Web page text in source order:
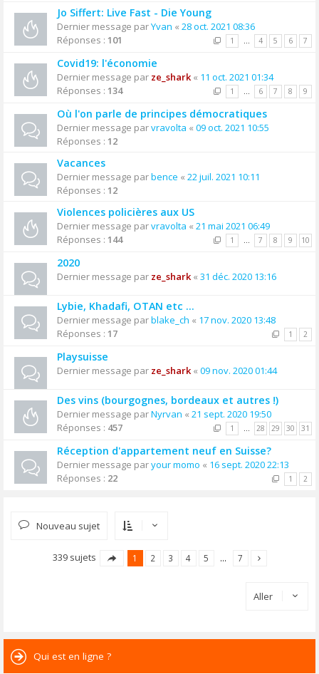
Jo Siffert: Live Fast - Die Young
Dernier message parYvan « 28 oct. 2021 08:36
Réponses : 101 1 … 4 5 6 7
Covid19: l'économie
Dernier message par ze_shark« 11 oct. 2021 01:34
Réponses : 134 1 … 6 7 8 9
Où l'on parle de principes démocratiques
Dernier message parvravolta « 09 oct. 2021 10:55
Réponses : 12
Vacances
Dernier message parbence « 22 juil. 2021 10:11
Réponses : 12
Violences policières aux US
Dernier message parvravolta « 21 mai 2021 06:49
Réponses : 144 1 … 7 8 9 10
2020
Dernier message par ze_shark« 31 déc. 2020 13:16
Lybie, Khadafi, OTAN etc ...
Dernier message parblake_ch « 17 nov. 2020 13:48
Réponses : 17 1 2
Playsuisse
Dernier message par ze_shark« 09 nov. 2020 01:44
Des vins (bourgognes, bordeaux et autres !)
Dernier message parNyrvan « 21 sept. 2020 19:50
Réponses : 457 1 … 28 29 30 31
Réception d'appartement neuf en Suisse?
Dernier message paryour momo « 16 sept. 2020 22:13
Réponses : 22 1 2
Nouveau sujet
339 sujets 1 2 3 4 5 … 7
Aller
Qui est en ligne ?